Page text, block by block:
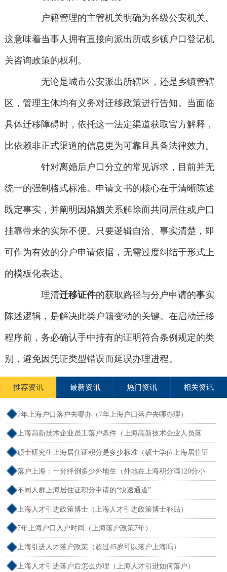
户籍管理的主管机关明确为各级公安机关。
这意味着当事人拥有直接向派出所或乡镇户口登记机
关咨询政策的权利。
无论是城市公安派出所辖区，还是乡镇管辖
区，管理主体均有义务对迁移政策进行告知。当面临
具体迁移障碍时，依托这一法定渠道获取官方解释，
比依赖非正式渠道的信息更为可靠且具备法律效力。
针对离婚后户口分立的常见诉求，目前并无
统一的强制格式标准。申请文书的核心在于清晰陈述
既定事实，并阐明因婚姻关系解除而共同居住或户口
挂靠带来的实际不便。只要逻辑自洽、事实清楚，即
可作为有效的分户申请依据，无需过度纠结于形式上
的模板化表达。
理清迁移证件的获取路径与分户申请的事实
陈述逻辑，是解决此类户籍变动的关键。在启动迁移
程序前，务必确认手中持有的证明符合条例规定的类
别，避免因凭证类型错误而延误办理进程。
推荐资讯 最新资讯 热门资讯 相关资讯
7年上海户口落户去哪办（7年上海户口落户去哪办理）
上海高新技术企业员工落户条件（上海高新技术企业人员落
户）
硕士研究生上海居住证积分是多少标准（硕士学位上海居住证
积分）
落户上海：一分绊倒多少外地生（外地在上海积分满120分小
孩可以考上海大学吗）
不同人群上海居住证积分申请的“快速通道”
上海人才引进政策博士（上海人才引进政策博士补贴）
7年上海户口入户时间（上海落户政策7年）
上海引进人才落户政策（超过45岁可以落户上海吗）
上海人才引进落户后怎么办理（上海人才引进如何落户）